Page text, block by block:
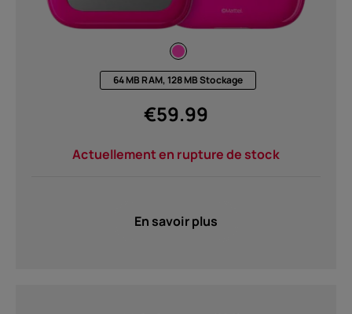
64 MB RAM, 128 MB Stockage
€59.99
Actuellement en rupture de stock
En savoir plus